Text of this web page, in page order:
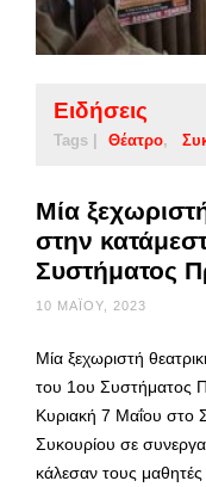
Ειδήσεις
Tags | Θέατρο
Μία
στην
Συστήματος
10 ΜΑΪ́ΟΥ, 2023
Μία ξεχωριστή
του 1ου Συστήματος
Κυριακή 7 Μαΐου
Συκουρίου σε
κάλεσαν τους μαθητές